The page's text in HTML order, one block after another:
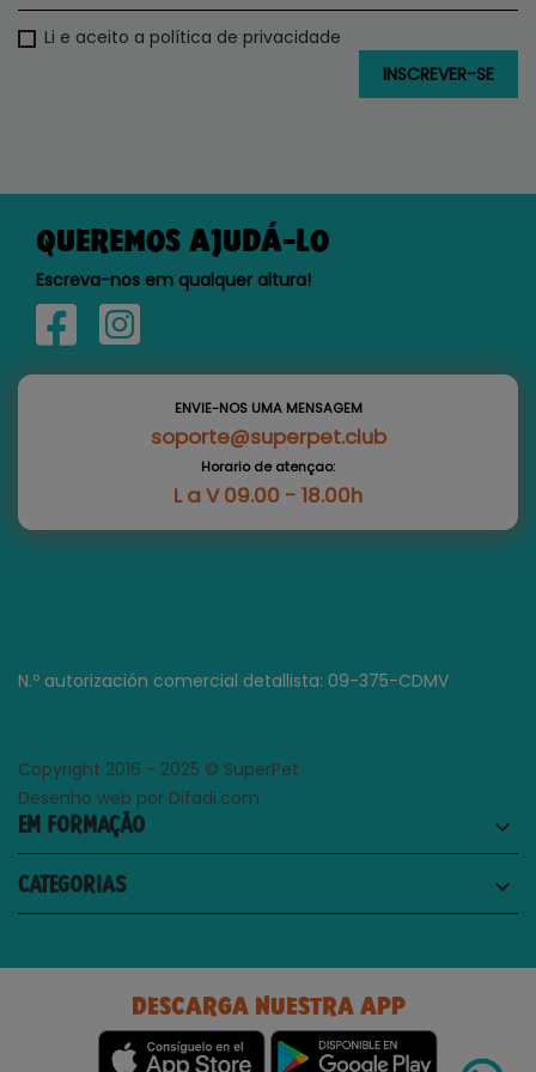
Li e aceito a política de privacidade
QUEREMOS AJUDÁ-LO
Escreva-nos em qualquer altura!
ENVIE-NOS UMA MENSAGEM
soporte@superpet.club
Horario de atençao:
L a V 09.00 - 18.00h
N.º autorización comercial detallista: 09-375-CDMV
Copyright 2016 - 2025 © SuperPet
Desenho web por Difadi.com
EM FORMAÇÃO keyboard_arrow_down
CATEGORIAS keyboard_arrow_down
DESCARGA NUESTRA APP